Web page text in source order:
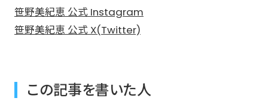
笹野美紀恵 公式 Instagram
笹野美紀恵 公式 X(Twitter)
この記事を書いた人